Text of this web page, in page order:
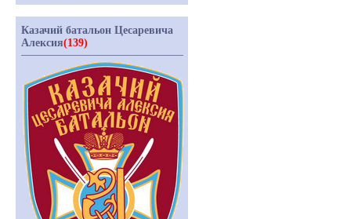
Казачий батальон Цесаревича
Алексия(139)